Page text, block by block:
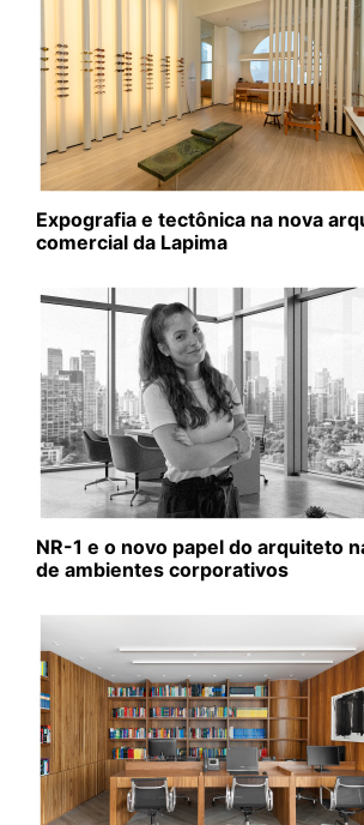
Expografia e tectônica na nova
comercial da Lapima
NR-1 e o novo papel do arquiteto
de ambientes corporativos